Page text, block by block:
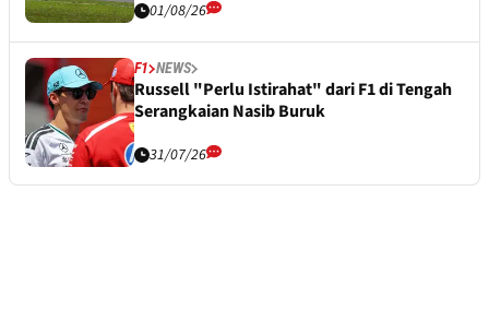
01/08/26
F1 NEWS
Russell "Perlu Istirahat" dari F1 di Tengah
Serangkaian Nasib Buruk
31/07/26